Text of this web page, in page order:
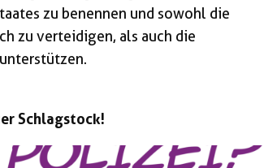
zu benennen und sowohl die
zu verteidigen, als auch die
Schlagstock!